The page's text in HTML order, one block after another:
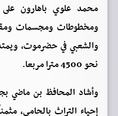
محمد علوي باهارون على
ومخطوطات ومجسمات
والشعبي في حضرموت،
نحو 4500 مترا مربعا.
وأشاد المحافظ بن ماضي
إحياء التراث بالحامي،